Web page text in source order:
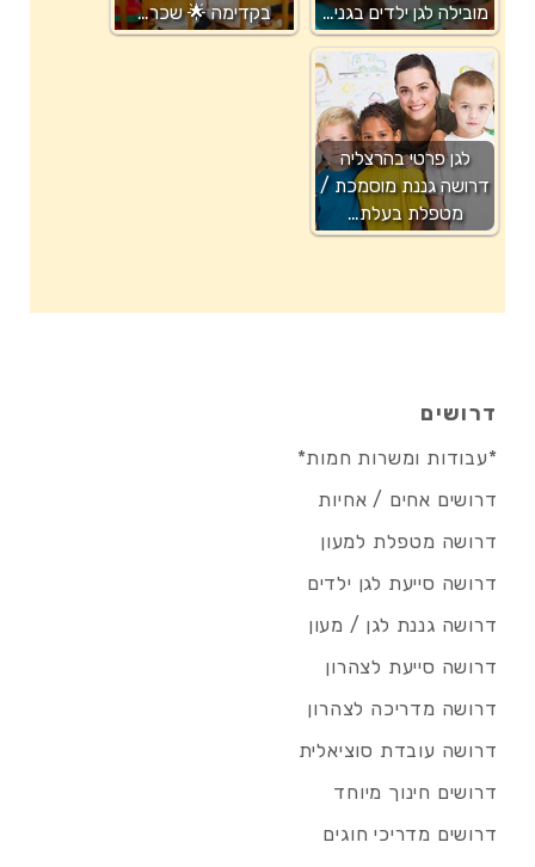
מובילה לגן ילדים בגני…
בקדימה 🌟 שכר…
לגן פרטי בהרצליה
דרושה גננת מוסמכת /
מטפלת בעלת…
דרושים
*עבודות ומשרות חמות*
דרושים אחים / אחיות
דרושה מטפלת למעון
דרושה סייעת לגן ילדים
דרושה גננת לגן / מעון
דרושה סייעת לצהרון
דרושה מדריכה לצהרון
דרושה עובדת סוציאלית
דרושים חינוך מיוחד
דרושים מדריכי חוגים